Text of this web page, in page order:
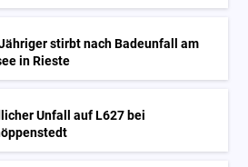
stirbt nach Badeunfall am
in Rieste
Unfall auf L627 bei